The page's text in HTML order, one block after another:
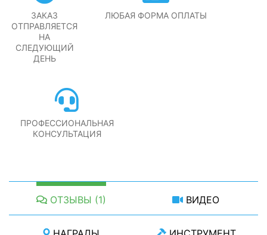
ЗАКАЗ
ОТПРАВЛЯЕТСЯ
НА
СЛЕДУЮЩИЙ
ДЕНЬ
ЛЮБАЯ ФОРМА ОПЛАТЫ
ПРОФЕССИОНАЛЬНАЯ
КОНСУЛЬТАЦИЯ
ОТЗЫВЫ (1) ВИДЕО